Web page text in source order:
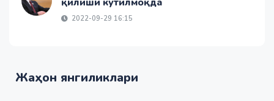
2022-09-29 16:15
Жаҳон янгиликлари